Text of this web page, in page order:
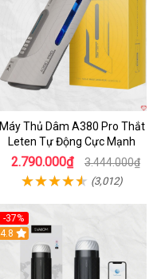
Máy Thủ Dâm A380 Pro Thắt
Leten Tự Động Cực Mạnh
2.790.000₫ 3.444.000₫
(3,012)
-37%
4.8